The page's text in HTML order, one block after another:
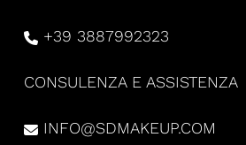
+39 3887992323
CONSULENZA E ASSISTENZA
INFO@SDMAKEUP.COM